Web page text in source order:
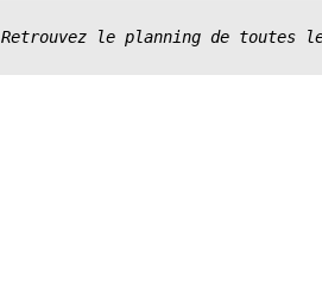
Retrouvez le planning de